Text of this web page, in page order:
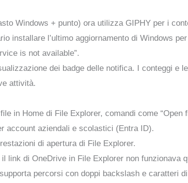
Windows + punto) ora utilizza GIPHY per i
installare l’ultimo aggiornamento di Windows
is not available”.
dei badge delle notifica. I conteggi e
attività.
in Home di File Explorer, comandi come
account aziendali e scolastici (Entra ID).
di apertura di File Explorer.
link di OneDrive in File Explorer non funzionava
percorsi con doppi backslash e caratteri